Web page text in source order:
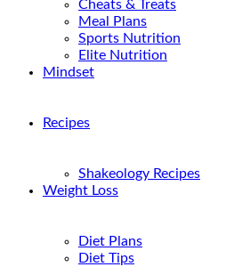
Cheats & Treats
Meal Plans
Sports Nutrition
Elite Nutrition
Mindset
Recipes
Shakeology Recipes
Weight Loss
Diet Plans
Diet Tips